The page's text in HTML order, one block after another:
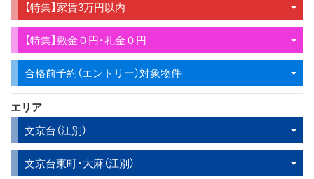
【特集】家賃3万円以内
【特集】敷金０円・礼金０円
合格前予約（エントリー）対象物件
エリア
文京台（江別）
文京台東町・大麻（江別）